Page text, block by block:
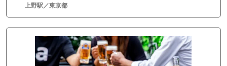
上野駅／東京都